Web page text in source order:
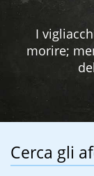
I
morire;
Cerca gli